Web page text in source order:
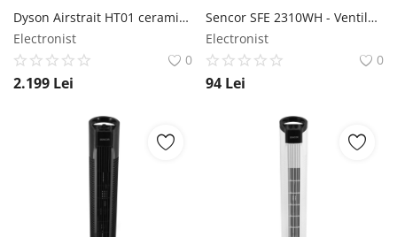
Dyson Airstrait HT01 ceramic roz/rose - Placa de păr Dyson
Electronist
0
2.199 Lei
Sencor SFE 2310WH - Ventilator de masă Sencor
Electronist
0
94 Lei